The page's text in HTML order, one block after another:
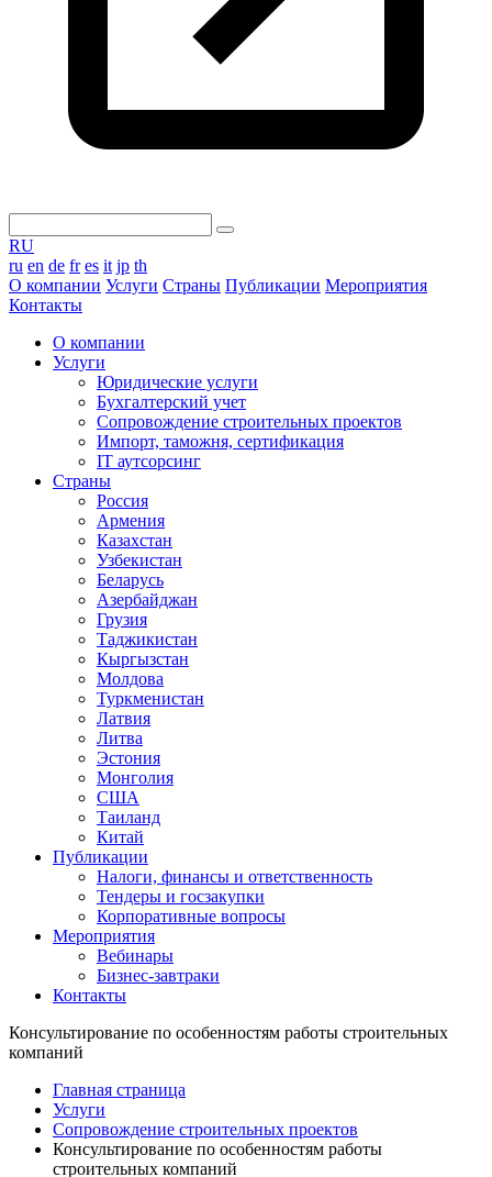
RU
ru en de fr es it jp th
O компании Услуги Страны Публикации Мероприятия
Контакты
O компании
Услуги
Юридические услуги
Бухгалтерский учет
Сопровождение строительных проектов
Импорт, таможня, сертификация
IT аутсорсинг
Страны
Россия
Армения
Казахстан
Узбекистан
Беларусь
Азербайджан
Грузия
Таджикистан
Кыргызстан
Молдова
Туркменистан
Латвия
Литва
Эстония
Монголия
США
Таиланд
Китай
Публикации
Налоги, финансы и ответственность
Тендеры и госзакупки
Корпоративные вопросы
Мероприятия
Вебинары
Бизнес-завтраки
Контакты
Консультирование по особенностям работы строительных
компаний
Главная страница
Услуги
Сопровождение строительных проектов
Консультирование по особенностям работы
строительных компаний